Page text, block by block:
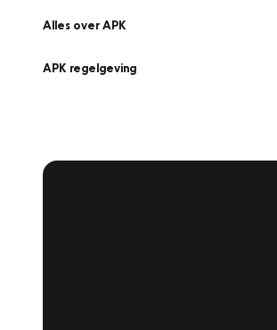
Alles over APK
APK regelgeving